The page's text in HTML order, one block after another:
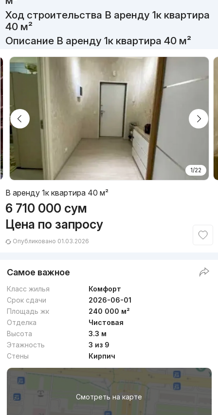
Ход строительства В аренду 1к квартира
40 м²
Описание В аренду 1к квартира 40 м²
1/22
В аренду 1к квартира 40 м²
6 710 000 сум
Цена по запросу
Опубликовано 01.03.2026
Самое важное
Класс жилья
Комфорт
Срок сдачи
2026-06-01
Площадь жк
240 000 м²
Отделка
Чистовая
Высота
3.3 м
Этажность
3 из 9
Стены
Кирпич
Смотреть на карте